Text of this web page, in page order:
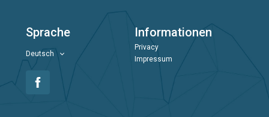
Sprache
Deutsch
Informationen
Privacy
Impressum